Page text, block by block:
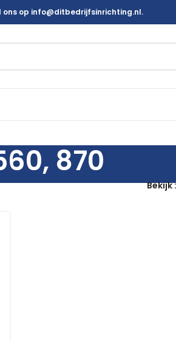
ons op info@ditbedrijfsinrichting.nl.
870
Bekijk